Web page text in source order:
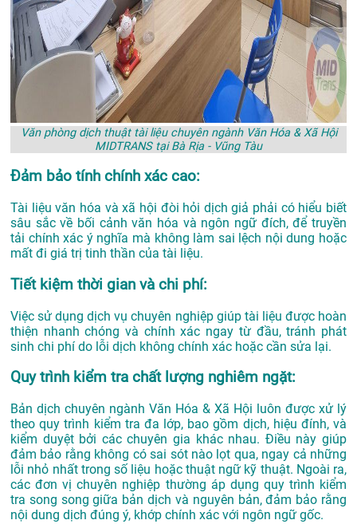
Văn phòng dịch thuật tài liệu chuyên ngành Văn Hóa & Xã Hội
MIDTRANS tại Bà Rịa - Vũng Tàu
Đảm bảo tính chính xác cao:
Tài liệu văn hóa và xã hội đòi hỏi dịch giả phải có hiểu biết
sâu sắc về bối cảnh văn hóa và ngôn ngữ đích, để truyền
tải chính xác ý nghĩa mà không làm sai lệch nội dung hoặc
mất đi giá trị tinh thần của tài liệu.
Tiết kiệm thời gian và chi phí:
Việc sử dụng dịch vụ chuyên nghiệp giúp tài liệu được hoàn
thiện nhanh chóng và chính xác ngay từ đầu, tránh phát
sinh chi phí do lỗi dịch không chính xác hoặc cần sửa lại.
Quy trình kiểm tra chất lượng nghiêm ngặt:
Bản dịch chuyên ngành Văn Hóa & Xã Hội luôn được xử lý
theo quy trình kiểm tra đa lớp, bao gồm dịch, hiệu đính, và
kiểm duyệt bởi các chuyên gia khác nhau. Điều này giúp
đảm bảo rằng không có sai sót nào lọt qua, ngay cả những
lỗi nhỏ nhất trong số liệu hoặc thuật ngữ kỹ thuật. Ngoài ra,
các đơn vị chuyên nghiệp thường áp dụng quy trình kiểm
tra song song giữa bản dịch và nguyên bản, đảm bảo rằng
nội dung dịch đúng ý, khớp chính xác với ngôn ngữ gốc.